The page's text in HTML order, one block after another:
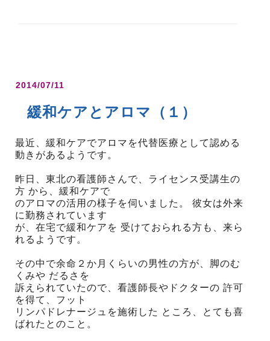
2014/07/11
緩和ケアとアロマ（１）
最近、緩和ケアでアロマを代替医療として認める
動きがあるようです。
昨日、東北の看護師さんで、ライセンス受講生の
方 から、緩和ケアで
のアロマの活用の様子を伺いました。 彼女は外来
に勤務されています
が、在宅で緩和ケアを 受けておられる方も、来ら
れるようです。
その中で余命２か月くらいの男性の方が、脚のむ
くみや だるさを
訴えられていたので、看護師長やドクターの 許可
を得て、フット
リンパドレナージュを施術した ところ、とても喜
ばれたとのこと。